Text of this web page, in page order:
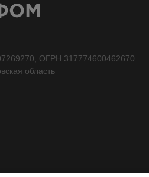
ОГРН 317774600462670
область